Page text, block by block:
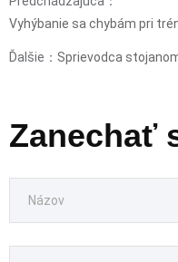
Vyhýbanie sa chybám pri
Ďalšie： Sprievodca
Zanechať